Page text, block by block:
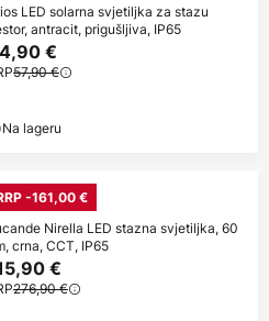
LED solarna svjetiljka za stazu
antracit, prigušljiva, IP65
€
57,90 €
Na lageru
-161,00 €
Nirella LED stazna svjetiljka, 60
crna, CCT, IP65
€
276,90 €